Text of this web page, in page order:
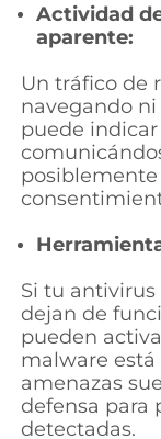
Actividad
aparente:
Un tráfico de
navegando
puede
Si tu
dejan de
pueden
malware
amenazas
defensa para
detectadas.